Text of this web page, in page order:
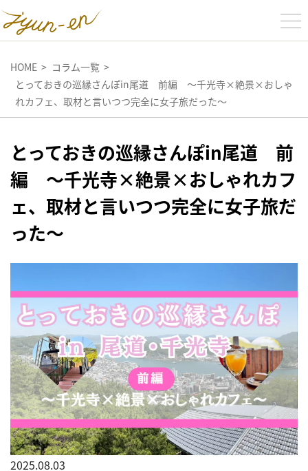
HOME
コラム一覧
とっておきの巡縁さんぽin尾道 前編 ～千光寺×絶景×おしゃ
れカフェ、取材と言いつつ完全に女子旅だった～
とっておきの巡縁さんぽin尾道 前
編 ～千光寺×絶景×おしゃれカフ
ェ、取材と言いつつ完全に女子旅だ
った～
2025.08.03